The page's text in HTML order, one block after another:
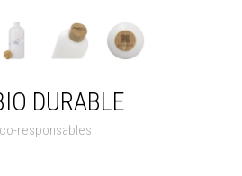
DURABLE
responsables